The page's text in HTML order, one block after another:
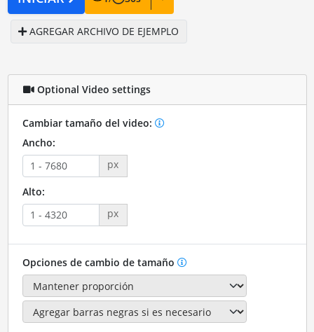
AGREGAR ARCHIVO DE EJEMPLO
Optional Video settings
Cambiar tamaño del video:
Ancho:
px
Alto:
px
Opciones de cambio de tamaño